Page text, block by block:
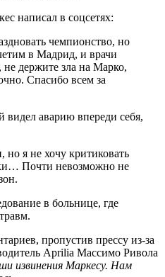
написал в соцсетях:
чемпионство, но
в Мадрид, и врачи
держите зла на Марко,
Спасибо всем за
аварию впереди себя,
я не хочу критиковать
Почти невозможно не
в больнице, где
пропустив прессу из-за
Aprilia Массимо Ривола
извинения Маркесу. Нам